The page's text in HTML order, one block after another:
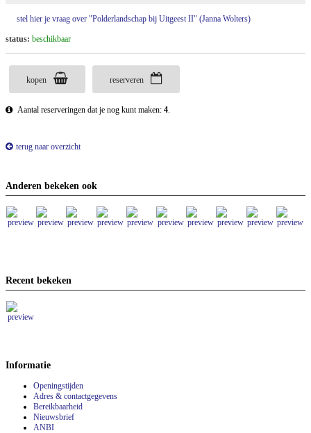
stel hier je vraag over "Polderlandschap bij Uitgeest II" (Janna Wolters)
status: beschikbaar
kopen reserveren
Aantal reserveringen dat je nog kunt maken: 4.
terug naar overzicht
Anderen bekeken ook
Recent bekeken
Informatie
Openingstijden
Adres & contactgegevens
Bereikbaarheid
Nieuwsbrief
ANBI